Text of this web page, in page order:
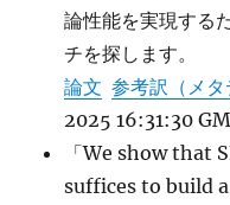
論性能を実現する
チを探します。
論文 参考訳（メタ
2025 16:31:30
「We show that
suffices to build